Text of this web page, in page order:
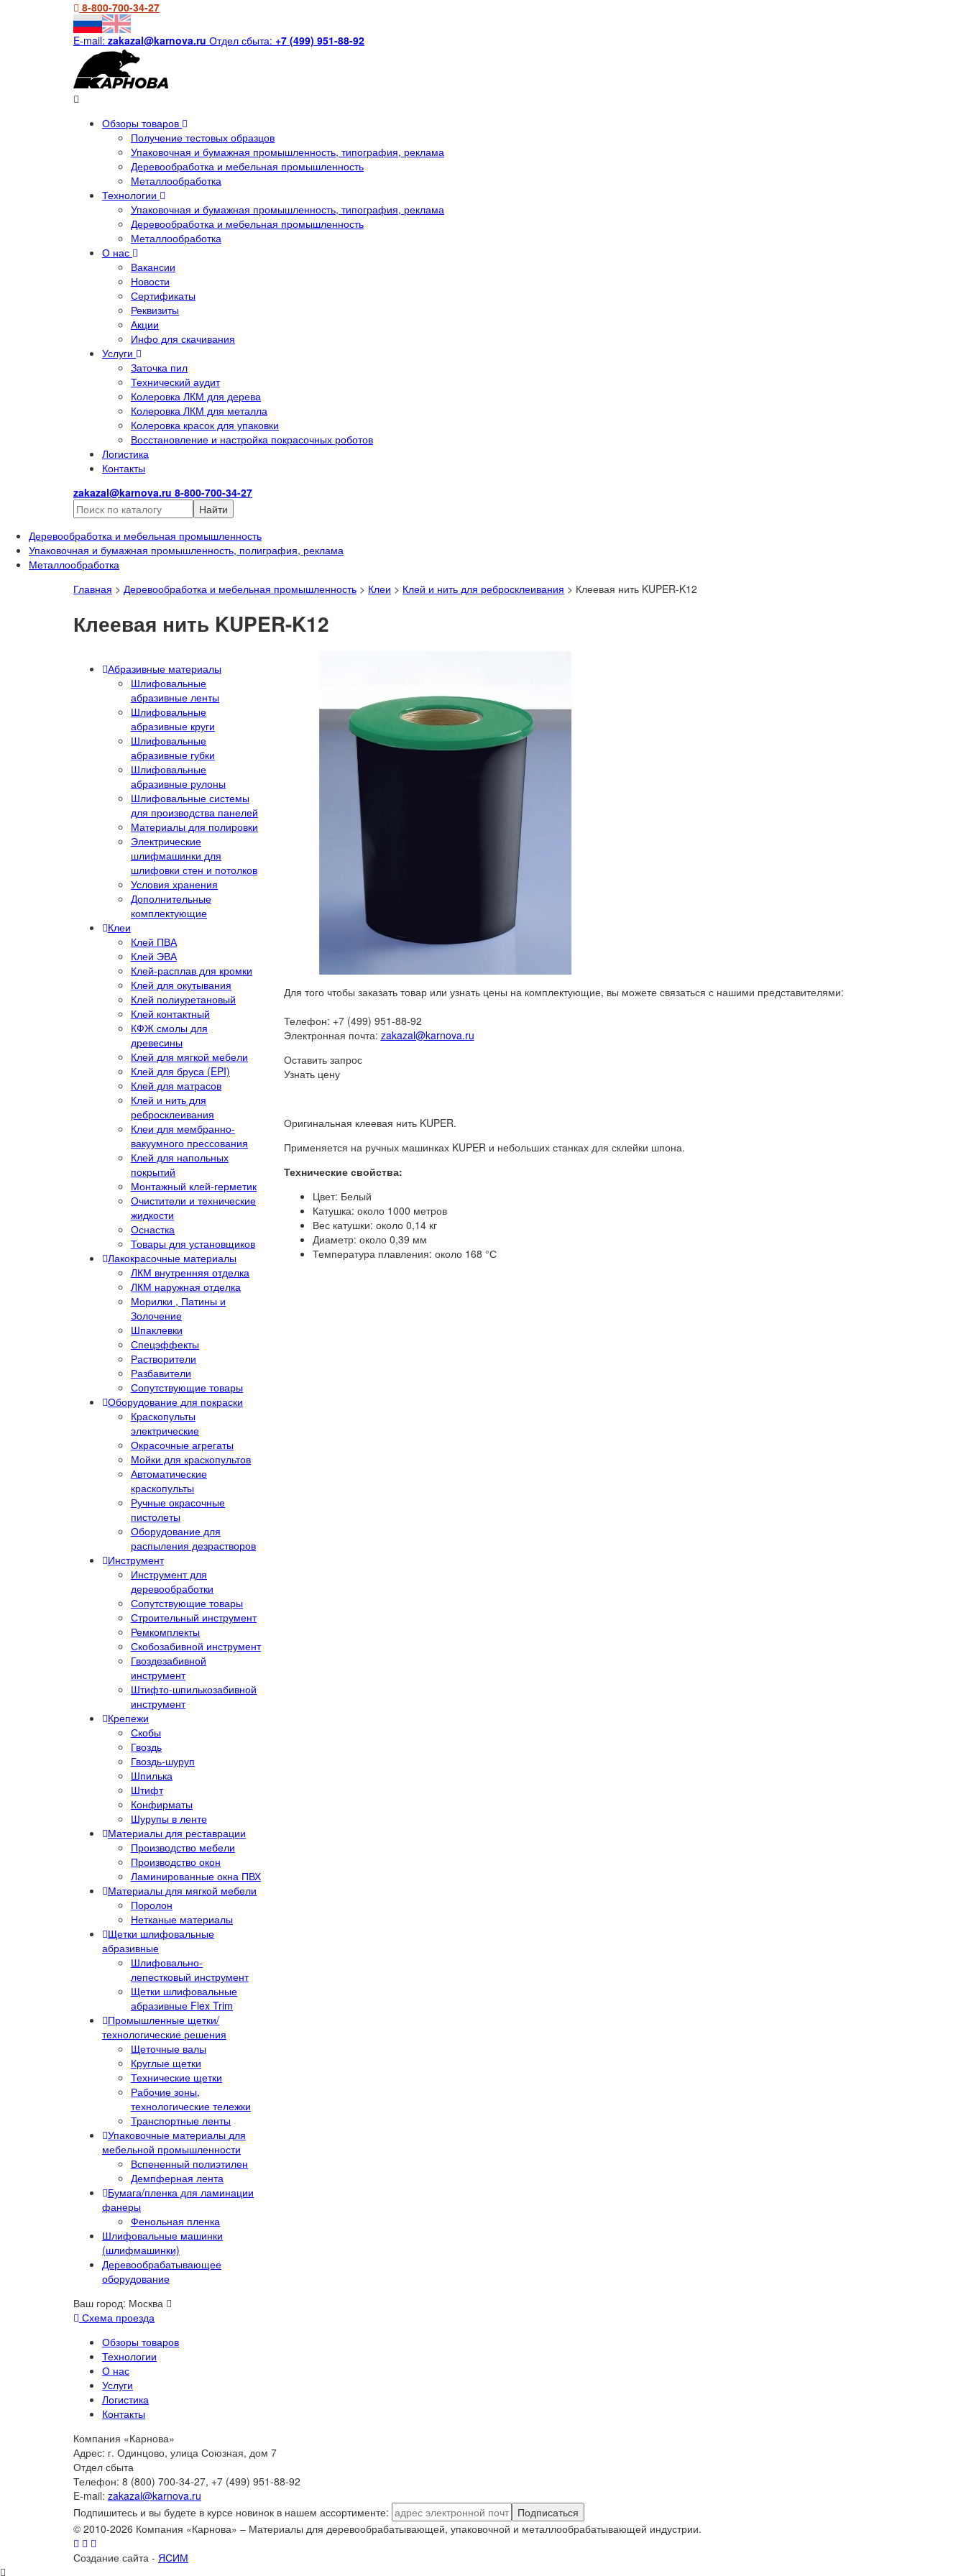
8-800-700-34-27
E-mail: zakazal@karnova.ru Отдел сбыта: +7 (499) 951-88-92
Обзоры товаров
Получение тестовых образцов
Упаковочная и бумажная промышленность, типография, реклама
Деревообработка и мебельная промышленность
Металлообработка
Технологии
Упаковочная и бумажная промышленность, типография, реклама
Деревообработка и мебельная промышленность
Металлообработка
О нас
Вакансии
Новости
Сертификаты
Реквизиты
Акции
Инфо для скачивания
Услуги
Заточка пил
Технический аудит
Колеровка ЛКМ для дерева
Колеровка ЛКМ для металла
Колеровка красок для упаковки
Восстановление и настройка покрасочных роботов
Логистика
Контакты
zakazal@karnova.ru 8-800-700-34-27
Найти
Деревообработка и мебельная промышленность
Упаковочная и бумажная промышленность, полиграфия, реклама
Металлообработка
Главная > Деревообработка и мебельная промышленность > Клеи > Клей и нить для ребросклеивания > Клеевая нить KUPER-K12
Клеевая нить KUPER-K12
Абразивные материалы
Шлифовальные
абразивные ленты
Шлифовальные
абразивные круги
Шлифовальные
абразивные губки
Шлифовальные
абразивные рулоны
Шлифовальные системы
для производства панелей
Материалы для полировки
Электрические
шлифмашинки для
шлифовки стен и потолков
Условия хранения
Дополнительные
комплектующие
Клеи
Клей ПВА
Клей ЭВА
Клей-расплав для кромки
Клей для окутывания
Клей полиуретановый
Клей контактный
КФЖ смолы для
древесины
Клей для мягкой мебели
Клей для бруса (EPI)
Клей для матрасов
Клей и нить для
ребросклеивания
Клеи для мембранно-
вакуумного прессования
Клей для напольных
покрытий
Монтажный клей-герметик
Очистители и технические
жидкости
Оснастка
Товары для установщиков
Лакокрасочные материалы
ЛКМ внутренняя отделка
ЛКМ наружная отделка
Морилки , Патины и
Золочение
Шпаклевки
Спецэффекты
Растворители
Разбавители
Сопутствующие товары
Оборудование для покраски
Краскопульты
электрические
Окрасочные агрегаты
Мойки для краскопультов
Автоматические
краскопульты
Ручные окрасочные
пистолеты
Оборудование для
распыления дезрастворов
Инструмент
Инструмент для
деревообработки
Сопутствующие товары
Строительный инструмент
Ремкомплекты
Скобозабивной инструмент
Гвоздезабивной
инструмент
Штифто-шпилькозабивной
инструмент
Крепежи
Скобы
Гвоздь
Гвоздь-шуруп
Шпилька
Штифт
Конфирматы
Шурупы в ленте
Материалы для реставрации
Производство мебели
Производство окон
Ламинированные окна ПВХ
Материалы для мягкой мебели
Поролон
Нетканые материалы
Щетки шлифовальные
абразивные
Шлифовально-
лепестковый инструмент
Щетки шлифовальные
абразивные Flex Trim
Промышленные щетки/
технологические решения
Щеточные валы
Круглые щетки
Технические щетки
Рабочие зоны,
технологические тележки
Транспортные ленты
Упаковочные материалы для
мебельной промышленности
Вспененный полиэтилен
Демпферная лента
Бумага/пленка для ламинации
фанеры
Фенольная пленка
Шлифовальные машинки
(шлифмашинки)
Деревообрабатывающее
оборудование
Для того чтобы заказать товар или узнать цены на комплектующие, вы можете связаться с нашими представителями:
Телефон: +7 (499) 951-88-92
Электронная почта: zakazal@karnova.ru
Оставить запрос
Узнать цену
Оригинальная клеевая нить KUPER.
Применяется на ручных машинках KUPER и небольших станках для склейки шпона.
Технические свойства:
Цвет: Белый
Катушка: около 1000 метров
Вес катушки: около 0,14 кг
Диаметр: около 0,39 мм
Температура плавления: около 168 °С
Ваш город: Москва
Схема проезда
Обзоры товаров
Технологии
О нас
Услуги
Логистика
Контакты
Компания «Карнова»
Адрес: г. Одинцово, улица Союзная, дом 7
Отдел сбыта
Телефон: 8 (800) 700-34-27, +7 (499) 951-88-92
E-mail: zakazal@karnova.ru
Подпишитесь и вы будете в курсе новинок в нашем ассортименте:
Подписаться
© 2010-2026 Компания «Карнова» – Материалы для деревообрабатывающей, упаковочной и металлообрабатывающей индустрии.
Создание сайта - ЯСИМ